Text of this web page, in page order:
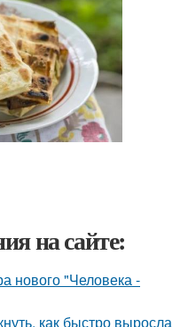
на сайте:
нового "Человека -
как быстро выросла